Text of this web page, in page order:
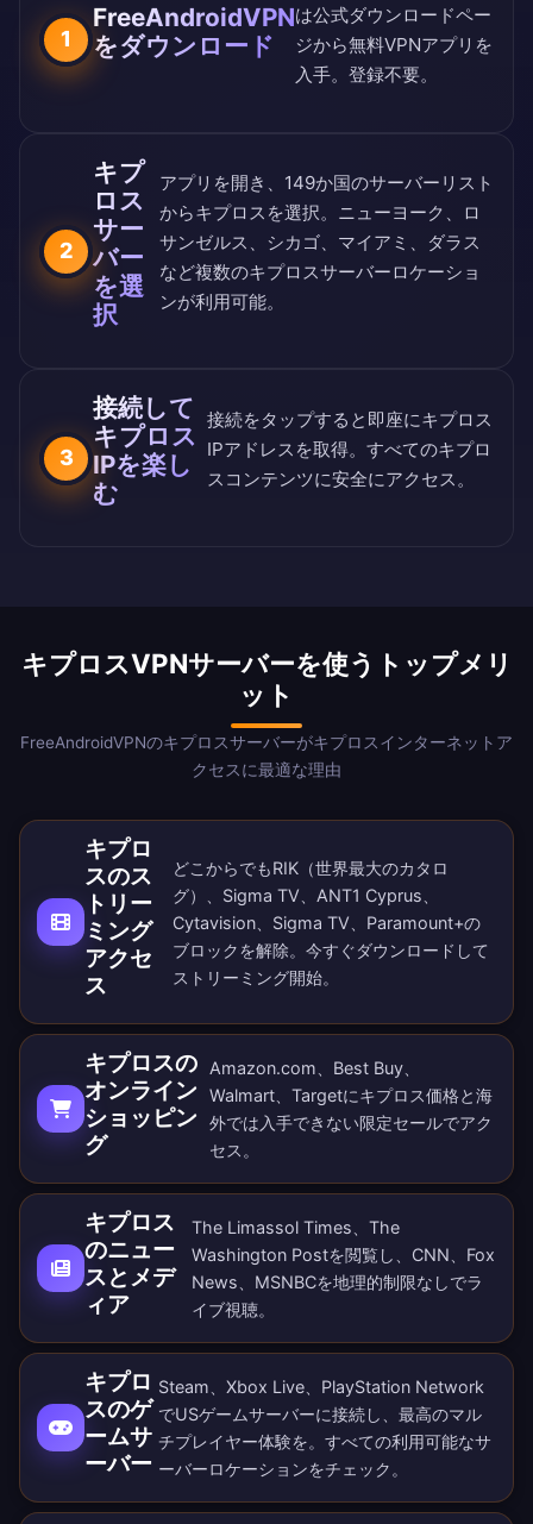
1
FreeAndroidVPN
をダウンロード
は公式ダウンロードペー
ジから無料VPNアプリを
入手。登録不要。
2
キプ
ロス
サー
バー
を選
択
アプリを開き、 149か国のサーバーリスト
からキプロスを選択。ニューヨーク、ロ
サンゼルス、シカゴ、マイアミ、ダラス
など複数のキプロスサーバーロケーショ
ンが利用可能。
3
接続して
キプロス
IPを楽し
む
接続をタップすると即座にキプロス
IPアドレスを取得。すべてのキプロ
スコンテンツに安全にアクセス。
キプロスVPNサーバーを使うトップメリ
ット
FreeAndroidVPNのキプロスサーバーがキプロスインターネットア
クセスに最適な理由
キプロ
スのス
トリー
ミング
アクセ
ス
どこからでもRIK（世界最大のカタロ
グ）、Sigma TV、ANT1 Cyprus、
Cytavision、Sigma TV、Paramount+の
ブロックを解除。 今すぐダウンロード して
ストリーミング開始。
キプロスの
オンライン
ショッピン
グ
Amazon.com、Best Buy、
Walmart、Targetにキプロス価格と海
外では入手できない限定セールでアク
セス。
キプロス
のニュー
スとメデ
ィア
The Limassol Times、The
Washington Postを閲覧し、CNN、Fox
News、MSNBCを地理的制限なしでラ
イブ視聴。
キプロ
スのゲ
ームサ
ーバー
Steam、Xbox Live、PlayStation Network
でUSゲームサーバーに接続し、最高のマル
チプレイヤー体験を。すべての利用可能なサ
ーバーロケーションをチェック。